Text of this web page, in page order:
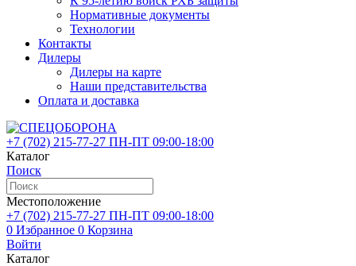
Нормативные документы
Технологии
Контакты
Дилеры
Дилеры на карте
Наши представительства
Оплата и доставка
+7 (702) 215-77-27 ПН-ПТ 09:00-18:00
Каталог
Поиск
Местоположение
+7 (702) 215-77-27 ПН-ПТ 09:00-18:00
0 Избранное 0 Корзина
Войти
Каталог